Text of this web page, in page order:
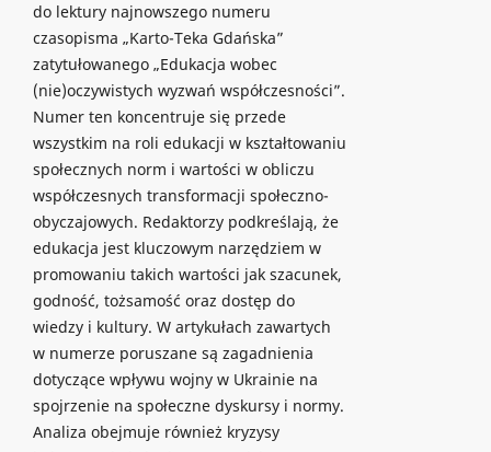
do lektury najnowszego numeru
czasopisma „Karto-Teka Gdańska”
zatytułowanego „Edukacja wobec
(nie)oczywistych wyzwań współczesności”.
Numer ten koncentruje się przede
wszystkim na roli edukacji w kształtowaniu
społecznych norm i wartości w obliczu
współczesnych transformacji społeczno-
obyczajowych. Redaktorzy podkreślają, że
edukacja jest kluczowym narzędziem w
promowaniu takich wartości jak szacunek,
godność, tożsamość oraz dostęp do
wiedzy i kultury. W artykułach zawartych
w numerze poruszane są zagadnienia
dotyczące wpływu wojny w Ukrainie na
spojrzenie na społeczne dyskursy i normy.
Analiza obejmuje również kryzysy